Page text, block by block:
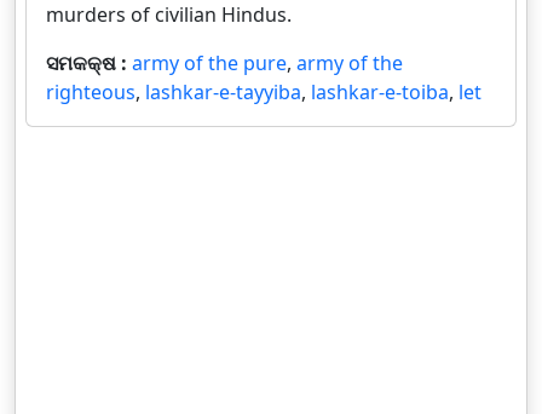
murders of civilian Hindus.
ସମକକ୍ଷ : army of the pure, army of the
righteous, lashkar-e-tayyiba, lashkar-e-toiba, let